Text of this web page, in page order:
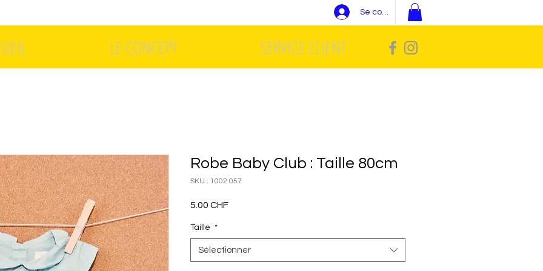
Se connecter
LE CONCEPT SERVICE CLIENT
Robe Baby Club : Taille 80cm
SKU : 1002.057
5.00 CHFPrix
Taille *
Sélectionner